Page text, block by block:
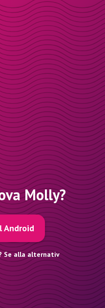
Molly?
Android
Se alla alternativ